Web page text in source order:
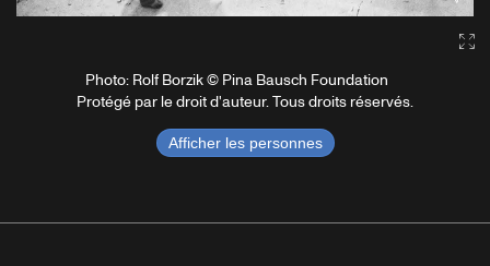
Photo: Rolf Borzik © Pina Bausch Foundation
Protégé par le droit d'auteur. Tous droits réservés.
Afficher les personnes